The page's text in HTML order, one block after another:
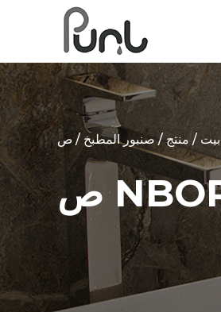
بيت / منتج/صنبور المطبخ /